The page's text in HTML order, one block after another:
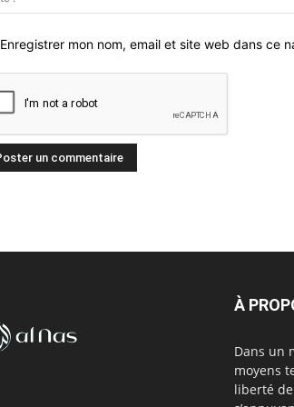
Enregistrer mon nom, email et site web dans ce
À
Dans un
moyens
liberté